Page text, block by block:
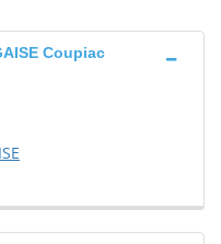
Coupiac